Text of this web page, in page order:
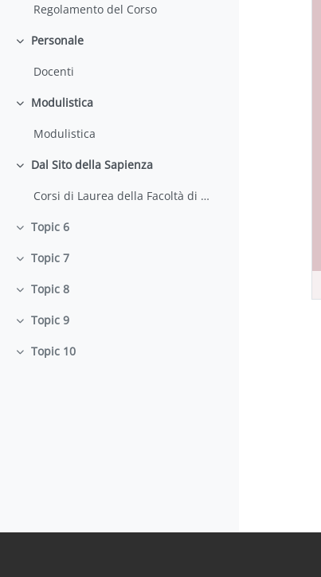
Regolamento del Corso
Collapse
Personale
Docenti
Collapse
Modulistica
Modulistica
Collapse
Dal Sito della Sapienza
Corsi di Laurea della Facoltà di Farmacia e Medicina
Collapse
Topic 6
Collapse
Topic 7
Collapse
Topic 8
Collapse
Topic 9
Collapse
Topic 10